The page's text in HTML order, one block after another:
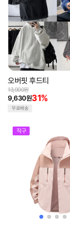
오버핏 후드티
9,630원31%
13,900원
무료배송
직구